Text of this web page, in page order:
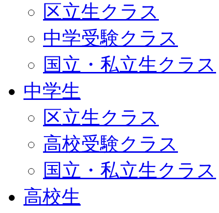
区立生クラス
中学受験クラス
国立・私立生クラス
中学生
区立生クラス
高校受験クラス
国立・私立生クラス
高校生